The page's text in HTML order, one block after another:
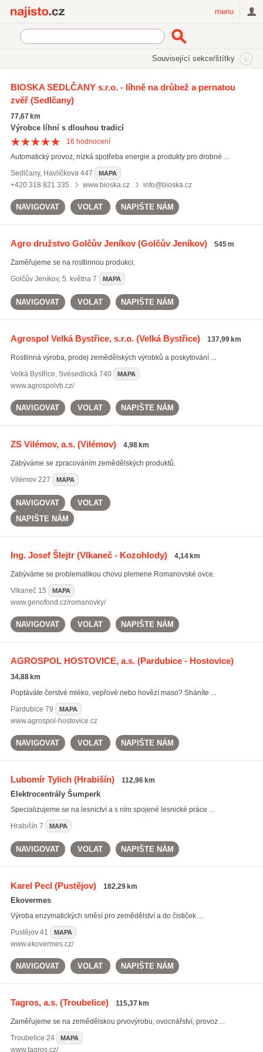
menu
Související sekce/štítky
zemědělské služby
zemědělské služby(1068)
pěstování obilnin
chov skotu
(605)
BIOSKA SEDLČANY s.r.o. - líhně na drůbež a pernatou
zvěř(Sedlčany)
77,67 km
Výrobce líhní s dlouhou tradicí
16 hodnocení
Automatický provoz, nízká spotřeba energie a produkty pro drobné ...
Sedlčany, Havlíčkova 447 MAPA
+420 318 821 335 www.bioska.cz info@bioska.cz
NAVIGOVAT VOLAT NAPIŠTE NÁM
Agro družstvo Golčův Jeníkov(Golčův Jeníkov) 545 m
Zaměřujeme se na rostlinnou produkci.
Golčův Jeníkov, 5. května 7 MAPA
NAVIGOVAT VOLAT NAPIŠTE NÁM
Agrospol Velká Bystřice, s.r.o.(Velká Bystřice) 137,99 km
Rostlinná výroba, prodej zemědělských výrobků a poskytování ...
Velká Bystřice, Svésedlická 740 MAPA
www.agrospolvb.cz/
NAVIGOVAT VOLAT NAPIŠTE NÁM
ZS Vilémov, a.s.(Vilémov) 4,98 km
Zabýváme se zpracováním zemědělských produktů.
Vilémov227 MAPA
NAVIGOVAT
VOLAT
NAPIŠTE NÁM
Ing. Josef Šlejtr(Vlkaneč - Kozohlody) 4,14 km
Zabýváme se problematikou chovu plemene Romanovské ovce.
Vlkaneč15 MAPA
www.genofond.cz/romanovky/
NAVIGOVAT VOLAT NAPIŠTE NÁM
AGROSPOL HOSTOVICE, a.s.(Pardubice - Hostovice)
34,88 km
Poptáváte čerstvé mléko, vepřové nebo hovězí maso? Sháníte ...
Pardubice 79 MAPA
www.agrospol-hostovice.cz
NAVIGOVAT VOLAT NAPIŠTE NÁM
Lubomír Tylich(Hrabišín) 112,96 km
Elektrocentrály Šumperk
Specializujeme se na lesnictví a s ním spojené lesnické práce ...
Hrabišín 7 MAPA
NAVIGOVAT VOLAT NAPIŠTE NÁM
Karel Pecl(Pustějov) 182,29 km
Ekovermes
Výroba enzymatických směsí pro zemědělství a do čističek ...
Pustějov41 MAPA
www.ekovermes.cz/
NAVIGOVAT VOLAT NAPIŠTE NÁM
Tagros, a.s.(Troubelice) 115,37 km
Zaměřujeme se na zemědělskou prvovýrobu, ovocnářství, provoz ...
Troubelice 24 MAPA
www.tagros.cz/